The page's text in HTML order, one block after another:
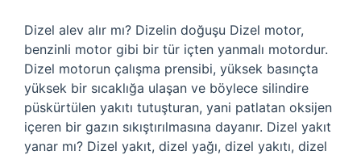
Dizel alev alır mı? Dizelin doğuşu Dizel motor,
benzinli motor gibi bir tür içten yanmalı motordur.
Dizel motorun çalışma prensibi, yüksek basınçta
yüksek bir sıcaklığa ulaşan ve böylece silindire
püskürtülen yakıtı tutuşturan, yani patlatan oksijen
içeren bir gazın sıkıştırılmasına dayanır. Dizel yakıt
yanar mı? Dizel yakıt, dizel yağı, dizel yakıtı, dizel